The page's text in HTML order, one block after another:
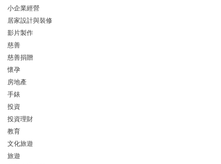
小企業經營
居家設計與裝修
影片製作
慈善
慈善捐贈
懷孕
房地產
手錶
投資
投資理財
教育
文化旅遊
旅遊